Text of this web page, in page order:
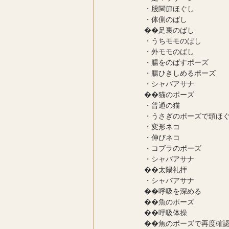
・股関節ほぐし
・体側のばし
��足裏のばし
・うちモモのばし
・外モモのばし
・腸をのばすポーズ
・腸ひきしめるポーズ
・シャバアサナ
��猫のポーズ
・普通の猫
・うさぎのポーズで頭ほ
・変形ネコ
・伸びネコ
・コブラのポーズ
・シャバアサナ
��太陽礼拝
・シャバアサナ
��呼吸を深める
��魚のポーズ
��呼吸体操
��魚のポーズで再度確